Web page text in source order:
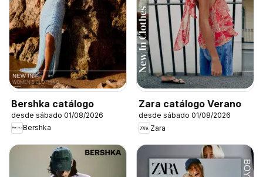
Bershka catálogo
desde sábado 01/08/2026
Bershka
Zara catálogo Verano
desde sábado 01/08/2026
Zara